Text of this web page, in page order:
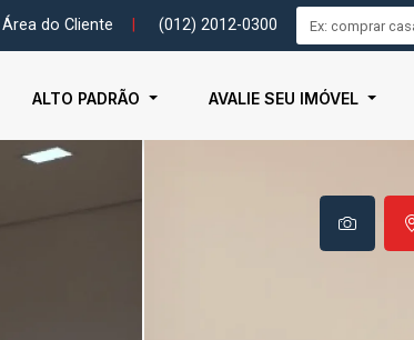
Área do Cliente (012) 2012-0300
ALTO PADRÃO AVALIE SEU IMÓVEL